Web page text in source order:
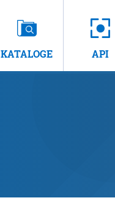
KATALOGE API